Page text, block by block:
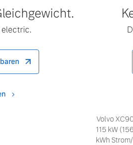
electric.
Volvo
115 kW
kWh